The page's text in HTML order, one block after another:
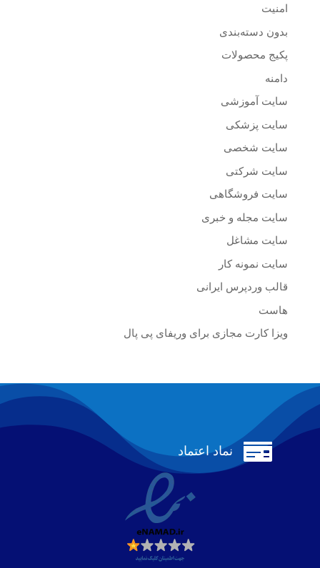
امنیت
بدون دسته‌بندی
پکیج محصولات
دامنه
سایت آموزشی
سایت پزشکی
سایت شخصی
سایت شرکتی
سایت فروشگاهی
سایت مجله و خبری
سایت مشاغل
سایت نمونه کار
قالب وردپرس ایرانی
هاست
ویزا کارت مجازی برای وریفای پی پال
 نماد اعتماد